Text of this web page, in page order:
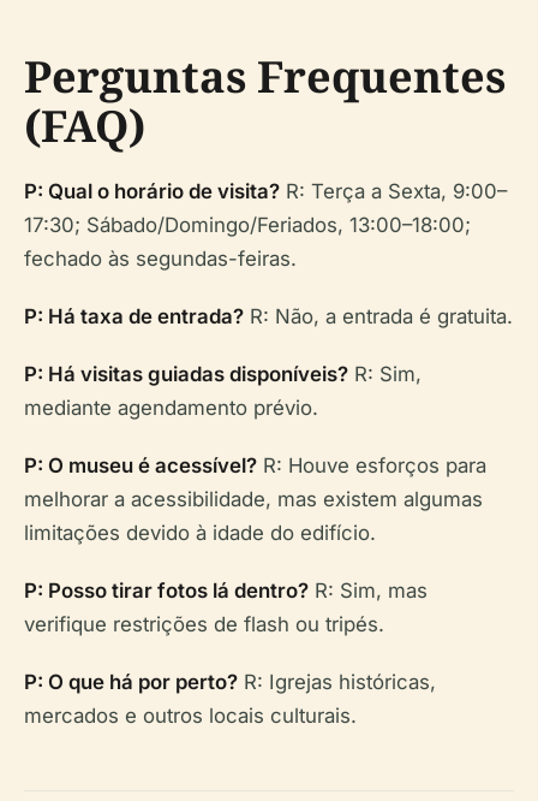
Perguntas Frequentes
(FAQ)
P: Qual o horário de visita? R: Terça a Sexta, 9:00–
17:30; Sábado/Domingo/Feriados, 13:00–18:00;
fechado às segundas-feiras.
P: Há taxa de entrada? R: Não, a entrada é gratuita.
P: Há visitas guiadas disponíveis? R: Sim,
mediante agendamento prévio.
P: O museu é acessível? R: Houve esforços para
melhorar a acessibilidade, mas existem algumas
limitações devido à idade do edifício.
P: Posso tirar fotos lá dentro? R: Sim, mas
verifique restrições de flash ou tripés.
P: O que há por perto? R: Igrejas históricas,
mercados e outros locais culturais.